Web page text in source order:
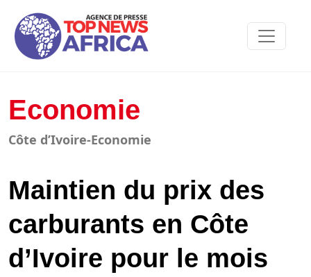
Economie
Côte d’Ivoire-Economie
Maintien du prix des
carburants en Côte
d’Ivoire pour le mois